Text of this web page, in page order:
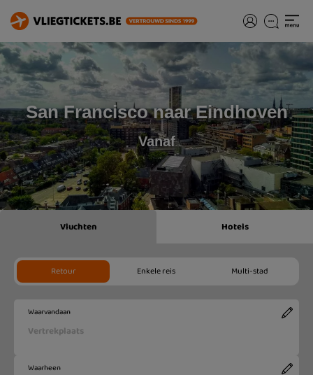
San Francisco naar Eindhoven
Vanaf